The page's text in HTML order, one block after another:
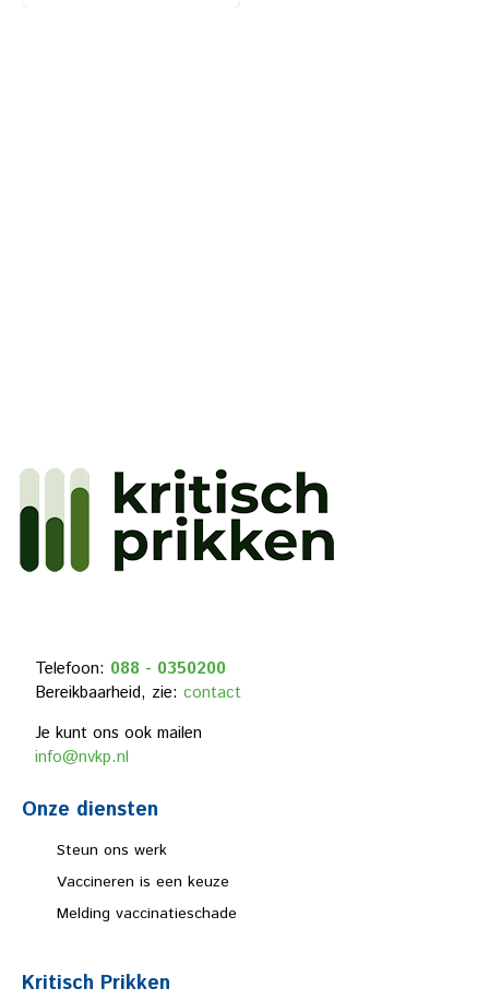
The Complete
Manual of
Homœoprophylaxis
Telefoon: 088 - 0350200
Bereikbaarheid, zie: contact
Je kunt ons ook mailen
info@nvkp.nl
Onze diensten
Steun ons werk
Vaccineren is een keuze
Melding vaccinatieschade
Kritisch Prikken